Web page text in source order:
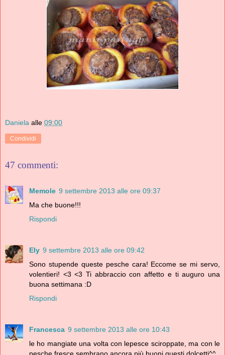
Daniela alle 09:00
Condividi
47 commenti:
Memole 9 settembre 2013 alle ore 09:37
Ma che buone!!!
Rispondi
Ely 9 settembre 2013 alle ore 09:42
Sono stupende queste pesche cara! Eccome se mi servo,
volentieri! <3 <3 Ti abbraccio con affetto e ti auguro una
buona settimana :D
Rispondi
Francesca 9 settembre 2013 alle ore 10:43
le ho mangiate una volta con lepesce sciroppate, ma con le